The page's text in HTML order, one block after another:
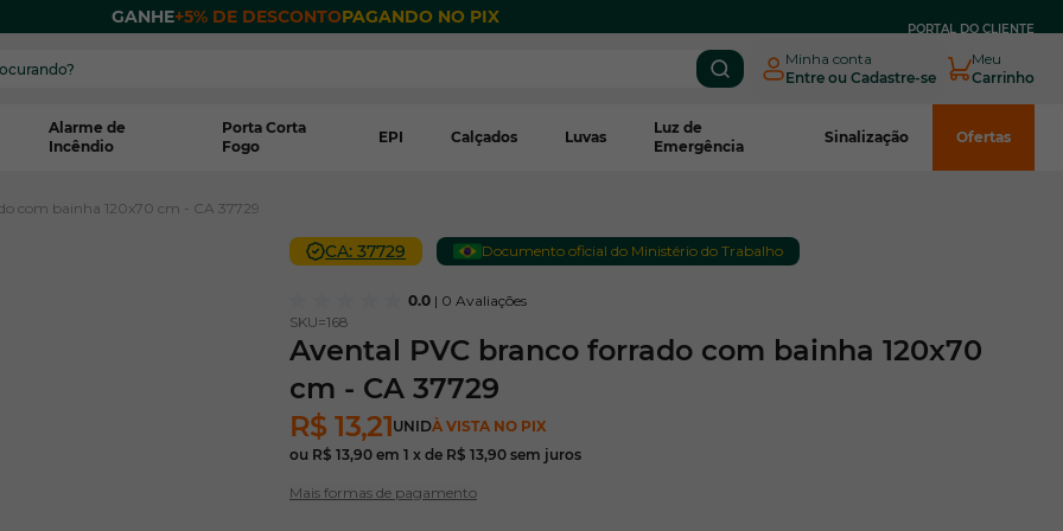
GANHE+5% DE DESCONTOPAGANDO NO PIX
PORTAL DO CLIENTE
Minha conta
Entre ou Cadastre-se
Meu
Carrinho
Alarme de
Incêndio
Porta Corta
Fogo
EPI Calçados Luvas
Luz de
Emergência
Sinalização Ofertas
com bainha 120x70 cm - CA 37729
CA: 37729 Documento oficial do Ministério do Trabalho
0.0 | 0 Avaliações
SKU=168
Avental PVC branco forrado com bainha 120x70
cm - CA 37729
R$ 13,21UNIDÀ VISTA NO PIX
ou R$ 13,90 em 1 x de R$ 13,90 sem juros
Mais formas de pagamento